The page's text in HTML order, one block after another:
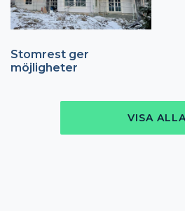
Stomrest ger
möjligheter
VISA